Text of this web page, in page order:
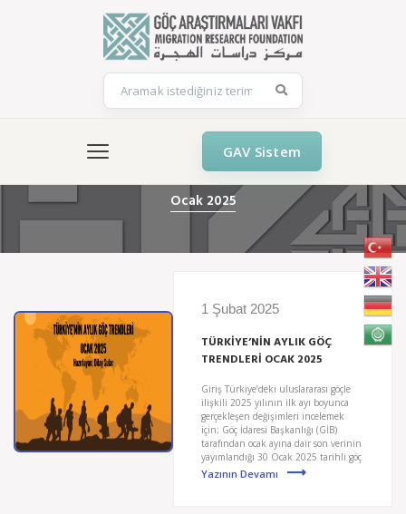
GAV Sistem
Ocak 2025
1 Şubat 2025
TÜRKİYE’NİN AYLIK GÖÇ
TRENDLERİ OCAK 2025
Giriş Türkiye’deki uluslararası göçle
ilişkili 2025 yılının ilk ayı boyunca
gerçekleşen değişimleri incelemek
için; Göç İdaresi Başkanlığı (GİB)
tarafından ocak ayına dair son verinin
yayımlandığı 30 Ocak 2025 tarihli göç
Yazının Devamı